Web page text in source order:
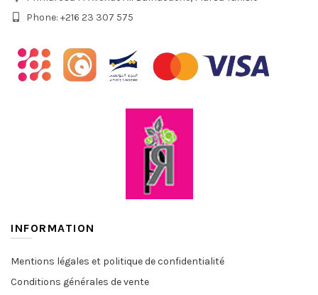
Phone: +216 23 307 575
INFORMATION
Mentions légales et politique de confidentialité
Conditions générales de vente